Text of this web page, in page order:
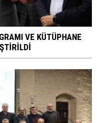
VE KÜTÜPHANE